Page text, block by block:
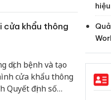
cửa khẩu thông
dịch bệnh và tạo
cửa khẩu thông
Quyết định số